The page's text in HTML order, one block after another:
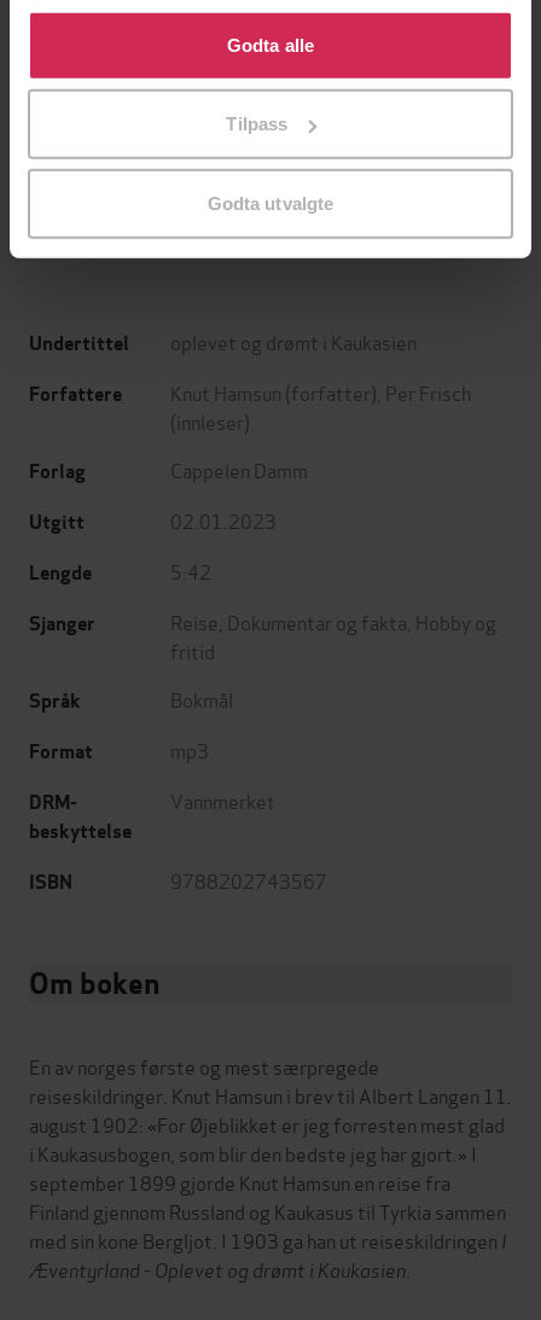
Klikk på «Godta alle» for å gi oss ditt samtykke til å
bruke cookies for alle disse formålene. Du kan også
tilpasse ditt samtykke til spesifikke formål ved å klikke
Godta alle
Tilpass
Godta utvalgte
Markens grøde
Sjøfareren
Undertittel oplevet og drømt i Kaukasien
Forfattere Knut Hamsun (forfatter), Per Frisch
(innleser)
Forlag Cappelen Damm
Utgitt 02.01.2023
Lengde 5:42
Sjanger Reise Dokumentar og fakta Hobby og
fritid
Språk Bokmål
Format mp3
DRM-
beskyttelse
Vannmerket
ISBN 9788202743567
Om boken
En av norges første og mest særpregede
reiseskildringer. Knut Hamsun i brev til Albert Langen 11.
august 1902: «For Øjeblikket er jeg forresten mest glad
i Kaukasusbogen, som blir den bedste jeg har gjort.» I
september 1899 gjorde Knut Hamsun en reise fra
Finland gjennom Russland og Kaukasus til Tyrkia sammen
med sin kone Bergljot. I 1903 ga han ut reiseskildringen I
Æventyrland - Oplevet og drømt i Kaukasien